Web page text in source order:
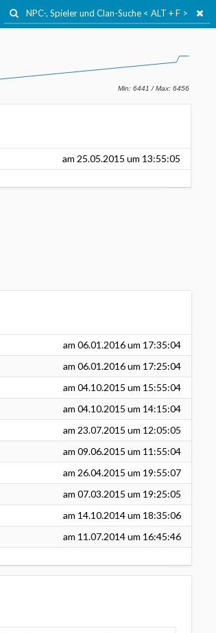
am 25.05.2015 um 13:55:05
am 06.01.2016um 17:35:04
am 06.01.2016um 17:25:04
am 04.10.2015 um 15:55:04
am 04.10.2015 um 14:15:04
am 23.07.2015 um 12:05:05
am 09.06.2015 um 11:55:04
am 26.04.2015 um 19:55:07
am 07.03.2015 um 19:25:05
am 14.10.2014um 18:35:06
am 11.07.2014um 16:45:46